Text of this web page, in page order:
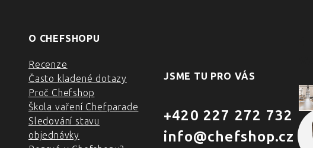
O CHEFSHOPU
Recenze
Často kladené dotazy
Proč Chefshop
Škola vaření Chefparade
Sledování stavu
objednávky
JSME TU PRO VÁS
+420 227 272 732
info@chefshop.cz